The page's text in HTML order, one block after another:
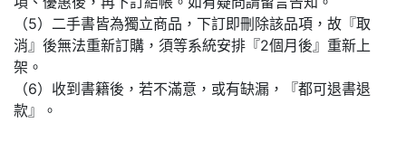
（5）二手書皆為獨立商品，下訂即刪除該品項，故『取
消』後無法重新訂購，須等系統安排『2個月後』重新上
架。
（6）收到書籍後，若不滿意，或有缺漏，『都可退書退
款』。